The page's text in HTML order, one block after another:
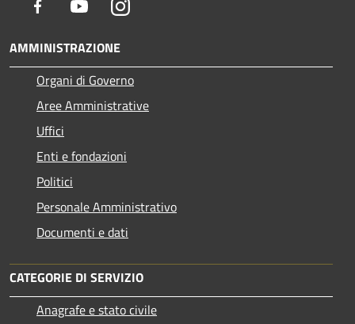
Facebook YoutubeInstagram
AMMINISTRAZIONE
Organi di Governo
Aree Amministrative
Uffici
Enti e fondazioni
Politici
Personale Amministrativo
Documenti e dati
CATEGORIE DI SERVIZIO
Anagrafe e stato civile